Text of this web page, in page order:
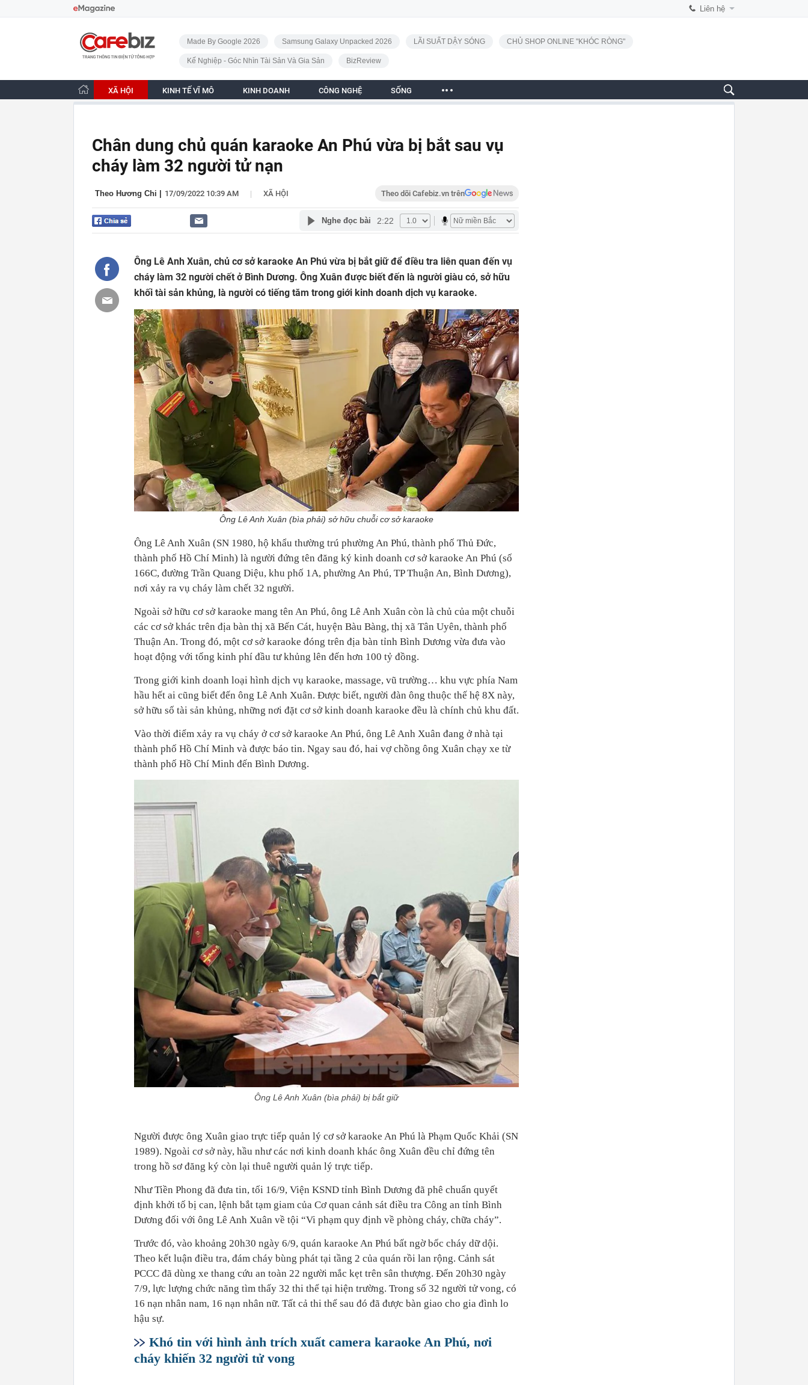
Liên hệ
CafeBiz - Trang chủ
Made By Google 2026 Samsung Galaxy Unpacked 2026 LÃI SUẤT DẬY SÓNG CHỦ SHOP ONLINE "KHÓC RÒNG"
Kế Nghiệp - Góc Nhìn Tài Sản Và Gia Sản BizReview
XÃ HỘI KINH TẾ VĨ MÔ KINH DOANH CÔNG NGHỆ SỐNG
Chân dung chủ quán karaoke An Phú vừa bị bắt sau vụ
cháy làm 32 người tử nạn
Theo Hương Chi 17/09/2022 10:39 AM | XÃ HỘI Theo dõi Cafebiz.vn trên
Nghe đọc bài 2:22
Ông Lê Anh Xuân, chủ cơ sở karaoke An Phú vừa bị bắt giữ để điều tra liên quan đến vụ
cháy làm 32 người chết ở Bình Dương. Ông Xuân được biết đến là người giàu có, sở hữu
khối tài sản khủng, là người có tiếng tăm trong giới kinh doanh dịch vụ karaoke.
Ông Lê Anh Xuân (bìa phải) sở hữu chuỗi cơ sở karaoke
Ông Lê Anh Xuân (SN 1980, hộ khẩu thường trú phường An Phú, thành phố Thủ Đức,
thành phố Hồ Chí Minh) là người đứng tên đăng ký kinh doanh cơ sở karaoke An Phú (số
166C, đường Trần Quang Diệu, khu phố 1A, phường An Phú, TP Thuận An, Bình Dương),
nơi xảy ra vụ cháy làm chết 32 người.
Ngoài sở hữu cơ sở karaoke mang tên An Phú, ông Lê Anh Xuân còn là chủ của một chuỗi
các cơ sở khác trên địa bàn thị xã Bến Cát, huyện Bàu Bàng, thị xã Tân Uyên, thành phố
Thuận An. Trong đó, một cơ sở karaoke đóng trên địa bàn tỉnh Bình Dương vừa đưa vào
hoạt động với tổng kinh phí đầu tư khủng lên đến hơn 100 tỷ đồng.
Trong giới kinh doanh loại hình dịch vụ karaoke, massage, vũ trường… khu vực phía Nam
hầu hết ai cũng biết đến ông Lê Anh Xuân. Được biết, người đàn ông thuộc thế hệ 8X này,
sở hữu số tài sản khủng, những nơi đặt cơ sở kinh doanh karaoke đều là chính chủ khu đất.
Vào thời điểm xảy ra vụ cháy ở cơ sở karaoke An Phú, ông Lê Anh Xuân đang ở nhà tại
thành phố Hồ Chí Minh và được báo tin. Ngay sau đó, hai vợ chồng ông Xuân chạy xe từ
thành phố Hồ Chí Minh đến Bình Dương.
Ông Lê Anh Xuân (bìa phải) bị bắt giữ
Người được ông Xuân giao trực tiếp quản lý cơ sở karaoke An Phú là Phạm Quốc Khải (SN
1989). Ngoài cơ sở này, hầu như các nơi kinh doanh khác ông Xuân đều chỉ đứng tên
trong hồ sơ đăng ký còn lại thuê người quản lý trực tiếp.
Như Tiền Phong đã đưa tin, tối 16/9, Viện KSND tỉnh Bình Dương đã phê chuẩn quyết
định khởi tố bị can, lệnh bắt tạm giam của Cơ quan cảnh sát điều tra Công an tỉnh Bình
Dương đối với ông Lê Anh Xuân về tội “Vi phạm quy định về phòng cháy, chữa cháy”.
Trước đó, vào khoảng 20h30 ngày 6/9, quán karaoke An Phú bất ngờ bốc cháy dữ dội.
Theo kết luận điều tra, đám cháy bùng phát tại tầng 2 của quán rồi lan rộng. Cảnh sát
PCCC đã dùng xe thang cứu an toàn 22 người mắc kẹt trên sân thượng. Đến 20h30 ngày
7/9, lực lượng chức năng tìm thấy 32 thi thể tại hiện trường. Trong số 32 người tử vong, có
16 nạn nhân nam, 16 nạn nhân nữ. Tất cả thi thể sau đó đã được bàn giao cho gia đình lo
hậu sự.
Khó tin với hình ảnh trích xuất camera karaoke An Phú, nơi
cháy khiến 32 người tử vong